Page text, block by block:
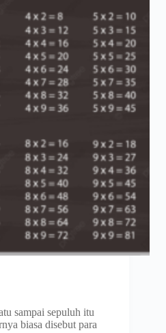
sampai sepuluh itu
biasa disebut para